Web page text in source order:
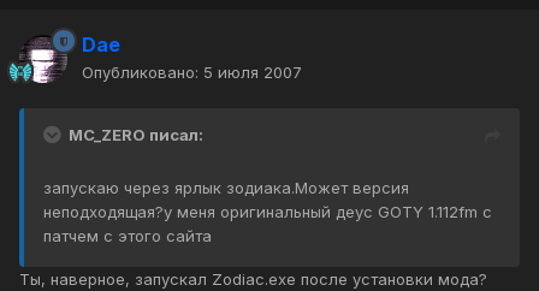
Dae
Опубликовано: 5 июля 2007
MC_ZERO писал:
запускаю через ярлык зодиака.Может версия
неподходящая?у меня оригинальный деус GOTY 1.112fm с
патчем с этого сайта
Ты, наверное, запускал Zodiac.exe после установки мода?